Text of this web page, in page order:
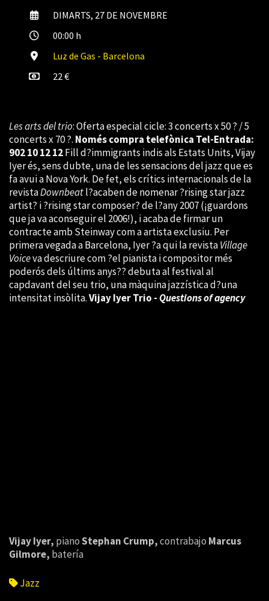
DIMARTS, 27 DE NOVEMBRE
00:00 h
Luz de Gas - Barcelona
22 €
Les arts del trio: Oferta especial cicle: 3 concerts x 50 ? / 5
concerts x 70 ?. Només compra telefònica Tel-Entrada:
902 10 12 12Fill d?immigrants indis als Estats Units, Vijay
Iyer és, sens dubte, una de les sensacions del jazz que es
fa avui a Nova York. De fet, els crítics internacionals de la
revistaDownbeatl?acaben de nomenar ?rising star jazz
artist? i ?rising star composer? de l?any 2007 (¡guardons
que ja va aconseguir el 2006!), i acaba de firmar un
contracte amb Steinway com a artista exclusiu. Per
primera vegada a Barcelona, Iyer ?a qui la revistaVillage
Voiceva descriure com ?el pianista i compositor més
poderós dels últims anys?? debuta al festival al
capdavant del seu trio, una màquina jazzística d?una
intensitat insòlita.Vijay Iyer Trio - Questions of agency
Vijay Iyer, pianoStephan Crump,contrabajo Marcus
Gilmore, batería
Jazz